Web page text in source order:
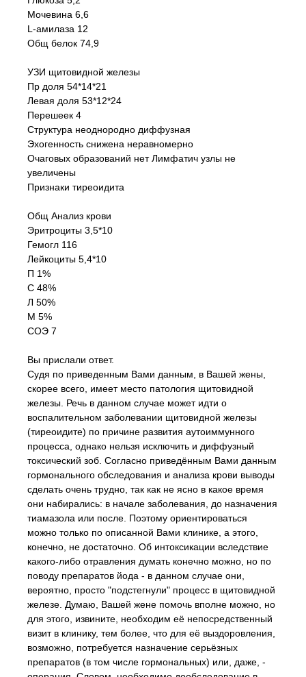
Мочевина 6,6
L-амилаза 12
Общ белок 74,9
УЗИ щитовидной железы
Пр доля 54*14*21
Левая доля 53*12*24
Перешеек 4
Структура неоднородно диффузная
Эхогенность снижена неравномерно
Очаговых образований нет Лимфатич узлы не
увеличены
Признаки тиреоидита
Общ Анализ крови
Эритроциты 3,5*10
Гемогл 116
Лейкоциты 5,4*10
П 1%
С 48%
Л 50%
М 5%
СОЭ 7
Вы прислали ответ.
Судя по приведенным Вами данным, в Вашей жены,
скорее всего, имеет место патология щитовидной
железы. Речь в данном случае может идти о
воспалительном заболевании щитовидной железы
(тиреоидите) по причине развития аутоиммунного
процесса, однако нельзя исключить и диффузный
токсический зоб. Согласно приведённым Вами данным
гормонального обследования и анализа крови выводы
сделать очень трудно, так как не ясно в какое время
они набирались: в начале заболевания, до назначения
тиамазола или после. Поэтому ориентироваться
можно только по описанной Вами клинике, а этого,
конечно, не достаточно. Об интоксикации вследствие
какого-либо отравления думать конечно можно, но по
поводу препаратов йода - в данном случае они,
вероятно, просто "подстегнули" процесс в щитовидной
железе. Думаю, Вашей жене помочь вполне можно, но
для этого, извините, необходим её непосредственный
визит в клинику, тем более, что для её выздоровления,
возможно, потребуется назначение серьёзных
препаратов (в том числе гормональных) или, даже, -